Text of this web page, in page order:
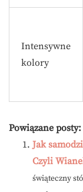
Intensywne
kolory
Powiązane posty:
Jak
Czyli
świąteczny